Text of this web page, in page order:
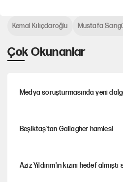
Çok Okunanlar
Medya soruşturmasında yeni
Beşiktaş’tan Gallagher hamlesi
Aziz Yıldırım'ın kızını hedef
Kemal Kılıçdaroğlu Mustafa